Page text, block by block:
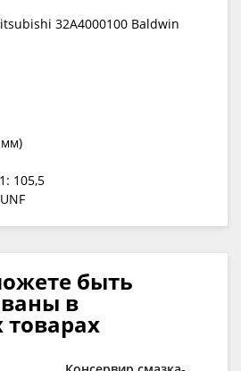
32A4000100 Baldwin
105,5
быть
в